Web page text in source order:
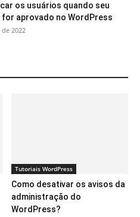
os usuários quando seu
aprovado no WordPress
2022
Tutoriais WordPress
Como desativar os avisos da
administração do
WordPress?